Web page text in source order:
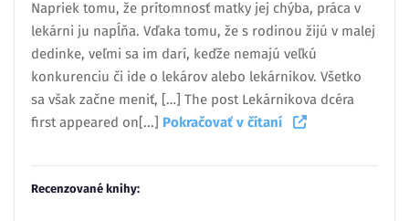
Napriek tomu, že prítomnosť matky jej chýba, práca v
lekárni ju napĺňa. Vďaka tomu, že s rodinou žijú v malej
dedinke, veľmi sa im darí, keďže nemajú veľkú
konkurenciu či ide o lekárov alebo lekárnikov. Všetko
sa však začne meniť, […] The post Lekárnikova dcéra
first appeared on[...] Pokračovať v čítaní
Recenzované knihy: